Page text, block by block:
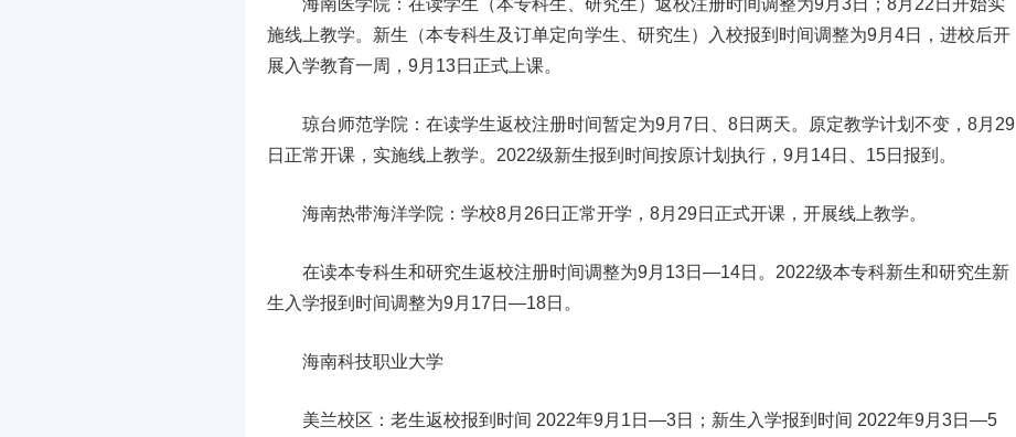
海南医学院： 在读学生（本专科生、研究生）返校注册时间调整为9月3日；8月22日开始实
施线上教学。新生 （本专科生及订单定向学生、研究生）入校报到时间调整为9月4日，进校后开
展入学教育一周，9月13日正式上课。
琼台师范学院： 在读学生返校注册时间暂定为9月7日、8日两天。原定教学计划不变，8月29
日正常开课，实施线上教学。2022级新生报到时间按原计划执行，9月14日、15日报到。
海南热带海洋学院： 学校8月26日正常开学，8月29日正式开课，开展线上教学。
在读本专科生和研究生返校注册时间调整为9月13日—14日。2022级本专科新生和研究生新
生入学报到时间调整为9月17日—18日。
海南科技职业大学
美兰校区： 老生返校报到时间 2022年9月1日—3日；新生入学报到时间 2022年9月3日—5